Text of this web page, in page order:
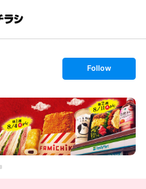
s
t
o
l
l
o
w
Follow